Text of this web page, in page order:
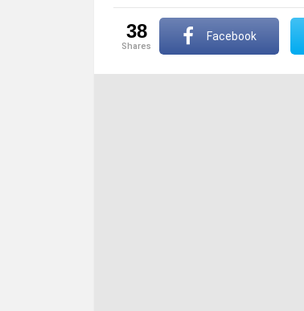
38
shares
Facebook